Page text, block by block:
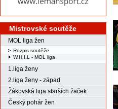
Mistrovské soutěže
MOL liga žen
Rozpis soutěže
W.H.I.L - MOL liga
1.liga ženy
2.liga ženy - západ
Žákovská liga starších žaček
Český pohár žen